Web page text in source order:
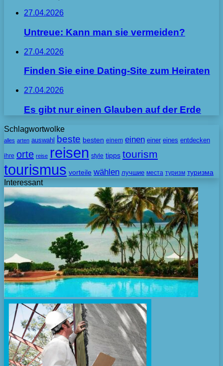
27.04.2026
Untreue: Kann man sie vermeiden?
27.04.2026
Finden Sie eine Dating-Site zum Heiraten
27.04.2026
Es gibt nur einen Glauben auf der Erde
Schlagwortwolke
alles arten auswahl beste besten einem einen einer eines entdecken
ihre orte reise reisen style tipps tourism
tourismus vorteile wählen лучшие места туризм туризма
Interessant